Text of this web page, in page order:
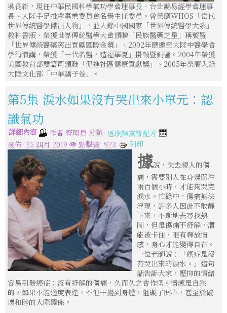
吳長新，現任中華民國科學氣功學會理事長、台北縣易經學會理事
長、大陸手足推拿專業委員會名譽主任委員。曾榮膺WHOS「當代
世界傳統醫學傑出人物」，並入錄中國國家「世界傳統醫學大系」
教科書版、榮獲世界傳統醫學大會頒贈「民族醫藥之星」稱號暨
「世界傳統醫藥突出貢獻國際金獎」、2002年應邀至大陸中醫學會
學術演講，榮獲「一代名醫，造福華夏」掛軸暨銅匾。2004年榮獲
美國教育部雙語司頒發「促進社區健康貢獻獎」、2005年榮膺入錄
大陸文化部「中華驕子卷」。
第5集-淚水如果沒有哭出來小單元：認
識氣功
詳細內容 作者 管理員 分類: 返璞歸真新配方
發佈: 25 四月 2019
點擊數: 923 列印
據說，失去親人的傷
痛，需要別人在身邊關注
兩百個小時，才能夠哭完
淚水。忙碌中，傷痛無法
浮現，許多人因此不敢靜
下來，不斷地去尋找熱
鬧，但是傷痛不紓解，潛
能被卡住，唯有釋放情
感，身心才能變得自在。
一位老師說：「癌症是沒
有哭出來的淚水。」這句
話告訴大家，壓抑的情緒
容易引發癌症；沒有紓解的傷痛，久而久之會作怪。情感是自然
的，如果不能適度表達，不但干擾到身體，阻礙了開心，甚至於破
壞和睦的人際關係。